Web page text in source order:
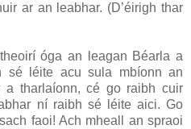
ar an leabhar. (D’éirigh thar
óga an leagan Béarla a
sé léite acu sula mbíonn an
a tharlaíonn, cé go raibh cuir
ní raibh sé léite aici. Go
faoi! Ach mheall an spraoi